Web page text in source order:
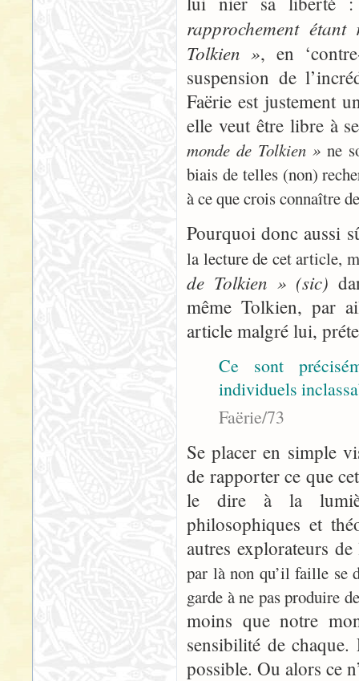
rapprochement
Tolkien », en
suspension de
Faërie est justement
elle veut être libre à
monde de Tolkien » ne
biais de telles (non)
à ce que crois connaître
Pourquoi donc aussi
la lecture de cet article,
de Tolkien » (sic)
même Tolkien, par
article malgré lui,
Ce sont
individuels
Faërie/73
Se placer en simple
de rapporter ce que
le dire à la
philosophiques et
autres explorateurs
par là non qu’il faille se
garde à ne pas produire
moins que notre
sensibilité de chaque.
possible. Ou alors ce